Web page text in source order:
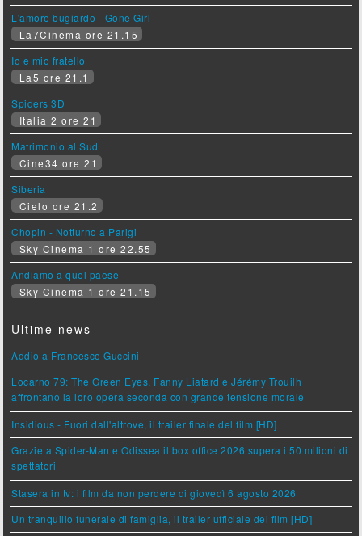
L'amore bugiardo - Gone Girl
La7Cinema ore 21.15
Io e mio fratello
La5 ore 21.1
Spiders 3D
Italia 2 ore 21
Matrimonio al Sud
Cine34 ore 21
Siberia
Cielo ore 21.2
Chopin - Notturno a Parigi
Sky Cinema 1 ore 22.55
Andiamo a quel paese
Sky Cinema 1 ore 21.15
Ultime news
Addio a Francesco Guccini
Locarno 79: The Green Eyes, Fanny Liatard e Jérémy Trouilh
affrontano la loro opera seconda con grande tensione morale
Insidious - Fuori dall'altrove, il trailer finale del film [HD]
Grazie a Spider-Man e Odissea il box office 2026 supera i 50 milioni di
spettatori
Stasera in tv: i film da non perdere di giovedì 6 agosto 2026
Un tranquillo funerale di famiglia, il trailer ufficiale del film [HD]